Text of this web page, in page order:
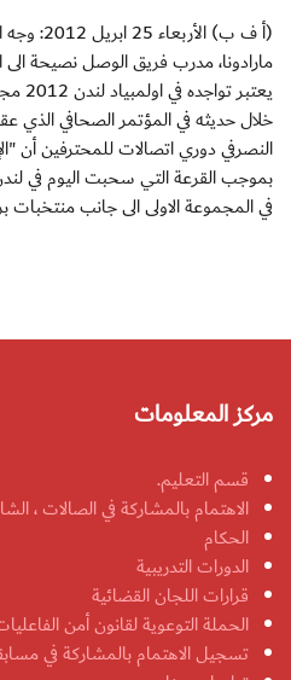
(أ ف ب)
مارادونا، مدرب فريق الوصل نصيحة الى
خلال حديثه في المؤتمر الصحافي الذي
النصرفي دوري اتصالات للمحترفين أن
بموجب القرعة التي سحبت اليوم في
في المجموعة الاولى الى جانب منتخبات
مركز المعلومات
قسم التعليم.
الاهتمام بالمشاركة في الصالات ،
الحكام
الدورات التدريبية
قرارات اللجان القضائية
الحملة التوعوية لقانون أمن
تسجيل الاهتمام بالمشاركة في